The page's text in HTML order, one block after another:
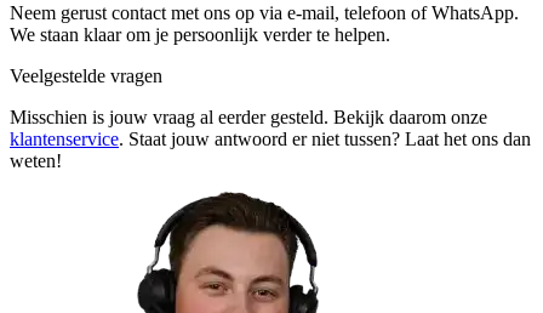
Neem gerust contact met ons op via e-mail, telefoon of WhatsApp.
We staan klaar om je persoonlijk verder te helpen.
Veelgestelde vragen
Misschien is jouw vraag al eerder gesteld. Bekijk daarom onze
klantenservice. Staat jouw antwoord er niet tussen? Laat het ons dan
weten!